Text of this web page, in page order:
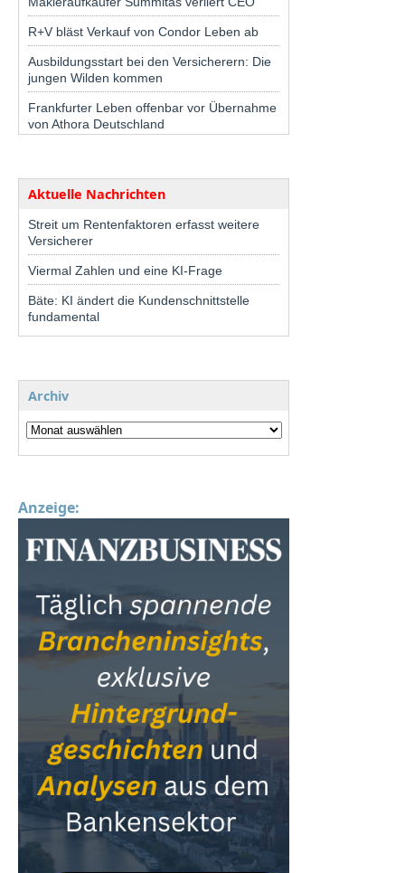
R+V bläst Verkauf von Condor Leben ab
Ausbildungsstart bei den Versicherern: Die
jungen Wilden kommen
Frankfurter Leben offenbar vor Übernahme
von Athora Deutschland
Aktuelle Nachrichten
Streit um Rentenfaktoren erfasst weitere
Versicherer
Viermal Zahlen und eine KI-Frage
Bäte: KI ändert die Kundenschnittstelle
fundamental
Archiv
Anzeige: